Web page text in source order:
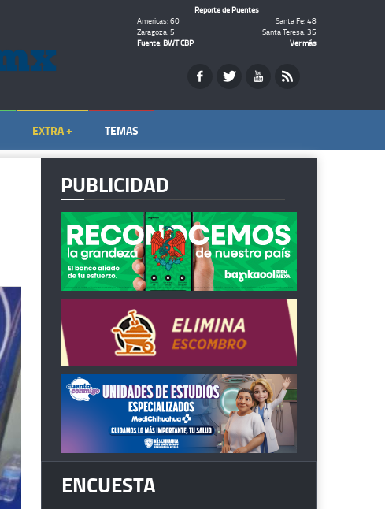
Reporte de Puentes
Americas: 60
Santa Fe: 48
Zaragoza: 5
Santa Teresa: 35
Fuente: BWT CBP
Ver más
EXTRA + TEMAS
PUBLICIDAD
ENCUESTA